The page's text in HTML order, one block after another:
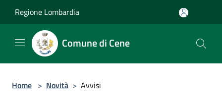
Regione Lombardia
Comune di Cene
Home > Novità > Avvisi